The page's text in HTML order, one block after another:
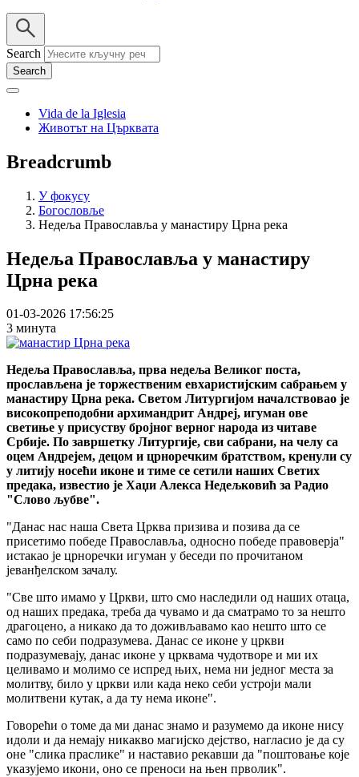
Search
Vida de la Iglesia
Животът на Църквата
Breadcrumb
У фокусу
Богословље
Недеља Православља у манастиру Црна река
Недеља Православља у манастиру
Црна река
01-03-2026 17:56:25
3 минута
Недеља Православља, прва недеља Великог поста,
прослављена је торжественим евхаристијским сабрањем у
манастиру Црна река. Светом Литургијом началствовао је
високопреподобни архимандрит Андреј, игуман ове
светиње у присуству бројног верног народа из читаве
Србије. По завршетку Литургије, сви сабрани, на челу са
оцем Андрејем, децом и црноречким братством, кренули су
у литију носећи иконе и тиме се сетили наших Светих
предака, известио је Хаџи Алекса Недељковић за Радио
"Слово љубве".
"Данас нас наша Света Црква призива и позива да се
присетимо победе Православља, односно победе правоверја"
истакао је црноречки игуман у беседи по прочитаном
јеванђелском зачалу.
"Све што имамо у Цркви, што смо наследили од наших отаца,
од наших предака, треба да чувамо и да сматрамо то за нешто
драгоцено, а никако да то доживљавамо као нешто што се
само по себи подразумева. Данас се иконе у цркви
подразумевају, данас иконе у црквама чудотворе и ми их
целивамо и молимо се испред њих, нема ни једног места за
молитву, било у цркви или када неко себи устроји мали
молитвени кутак, а да ту нема иконе".
Говорећи о томе да ми данас знамо и разумемо да иконе нису
идоли и да немају никакво магијско дејство, нагласио је да су
оне "слика праслике" и наставио рекавши да "поштовање које
указујемо икони, оно се преноси на њен прволик".